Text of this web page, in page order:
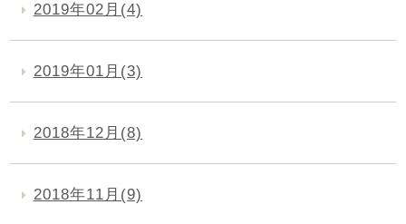
2019年02月(4)
2019年01月(3)
2018年12月(8)
2018年11月(9)